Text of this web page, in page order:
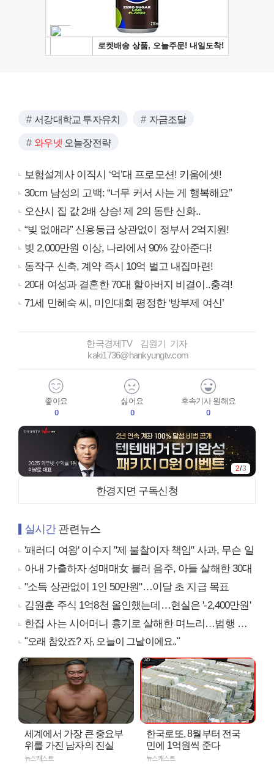
서강대학교 투자유치 자금조달
와우넷 오늘장전략
보험설계사 이직시 ‘억’대 프로모션! 키움에셋!
30cm 남성의 고백: “너무 커서 사는 게 행복해요”
오산시 집 값 2배 상승! 제 2의 동탄 신화..
“빚 없애라” 신용등급 상관없이 정부서 2억지원!
빚 2,000만원 이상, 나라에서 90% 갚아준다!
동작구 신축, 계약 즉시 10억 벌고 내집마련!
20대 여성과 결혼한 70대 할아버지 비결이..충격!
71세 민혜숙 씨, 미인대회 평정한 ‘방부제 여신’
한국경제TV 김원기 기자
kaki1736@hankyungtv.com
좋아요
0
싫어요
0
후속기사 원해요
0
2/3
한경지면 구독신청
실시간관련뉴스
'패러디 여왕' 이수지 "제 불찰이자 책임" 사과, 무슨 일
아내 가출하자 성매매女 불러 음주, 아들 살해한 30대
"소득 상관없이 1인 50만원"…이달 초 지급 목표
김원훈 주식 1억8천 올인했는데…현실은 '-2,400만원'
한집 사는 시어머니 흉기로 살해한 며느리…범행 동기는
"오래 참았죠? 자, 오늘이 그날이에요.."
세계에서 가장 큰 중요부
위를 가진 남자의 진실
뉴스캐스트
한국로또, 8월부터 전국
민에 1억원씩 준다
뉴스캐스트